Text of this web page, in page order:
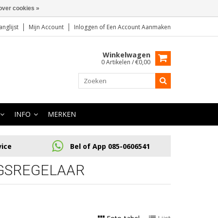
Mijn Account Inloggen of Een Account Aanmaken
Winkelwagen
0 Artikelen / €0,00
INFO MERKEN
Bel of App 085-0606541
cookies »